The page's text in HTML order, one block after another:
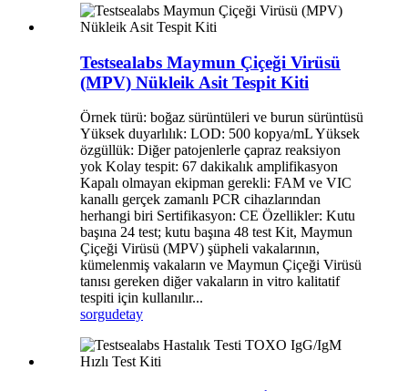
Testsealabs Maymun Çiçeği Virüsü
(MPV) Nükleik Asit Tespit Kiti
Örnek türü: boğaz sürüntüleri ve burun sürüntüsü
Yüksek duyarlılık: LOD: 500 kopya/mL Yüksek
özgüllük: Diğer patojenlerle çapraz reaksiyon
yok Kolay tespit: 67 dakikalık amplifikasyon
Kapalı olmayan ekipman gerekli: FAM ve VIC
kanallı gerçek zamanlı PCR cihazlarından
herhangi biri Sertifikasyon: CE Özellikler: Kutu
başına 24 test; kutu başına 48 test Kit, Maymun
Çiçeği Virüsü (MPV) şüpheli vakalarının,
kümelenmiş vakaların ve Maymun Çiçeği Virüsü
tanısı gereken diğer vakaların in vitro kalitatif
tespiti için kullanılır...
sorgudetay